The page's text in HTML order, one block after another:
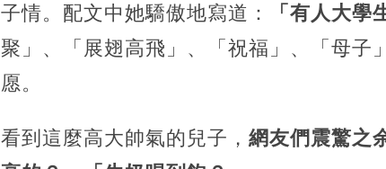
子情。配文中她驕傲地寫道：
「有人大學
聚」、「展翅高飛」 、「祝福」、「母子
愿。
看到這麼高大帥氣的兒子， 網友們震驚之